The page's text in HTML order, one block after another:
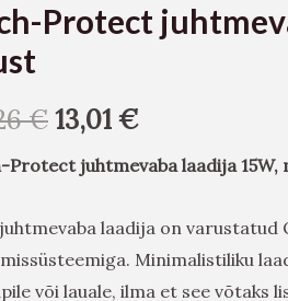
Protect
€13,01€
Protect juhtmevaba laadija 15W,
juhtmevaba laadija on varustatud
Minimalistiliku
või lauale, ilma et see võtaks